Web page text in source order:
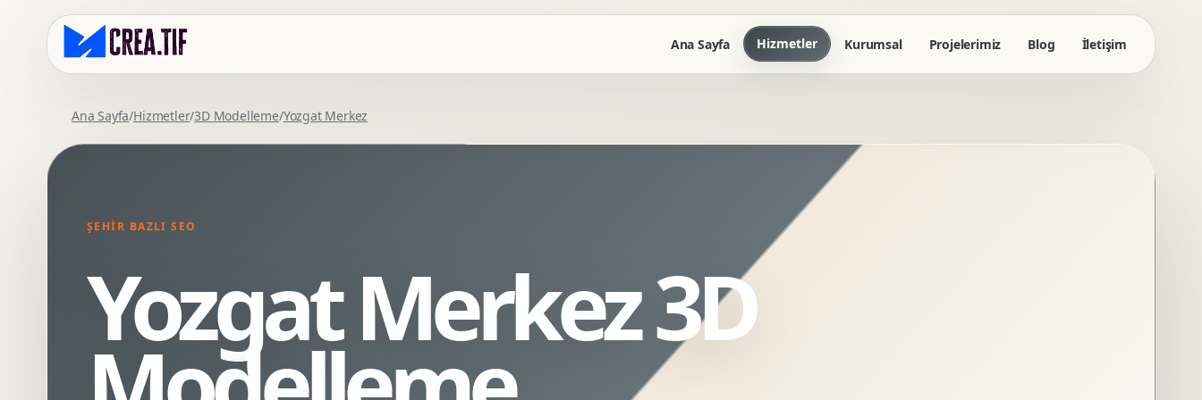
Ana Sayfa Hizmetler
Kurumsal Web Tasarim
SEO Uyumlu Web Tasarim
Webflow Web Tasarim
Framer Web Tasarim
Kurumsal Site Yenileme
Dashboard UI Tasarimi
Conversion UX Optimizasyonu
Ofis Ici Gorsel Kimlik
Kurumsal Katalog Tasarimi
Kurumsal Projelerimiz Blog İletişim
Ana Sayfa/Hizmetler/3D Modelleme/Yozgat Merkez
ŞEHIR BAZLI SEO
Yozgat Merkez 3D